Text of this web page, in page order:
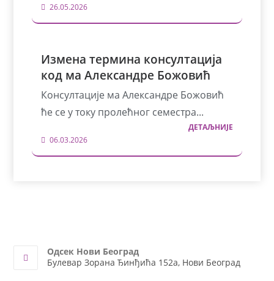
26.05.2026
Измена термина консултација
код ма Александре Божовић
Консултације ма Александре Божовић
ће се у току пролећног семестра...
ДЕТАЉНИЈЕ
06.03.2026
Одсек Нови Београд
Булевар Зорана Ђинђића 152а, Нови Београд